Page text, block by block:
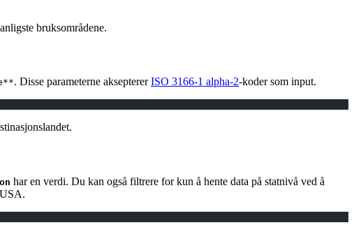
bruksområdene.
. Disse parameterne akseptererISO 3166-1 alpha-2-koder som input.
har en verdi. Du kan også filtrere for kun å hente data på statnivå ved å